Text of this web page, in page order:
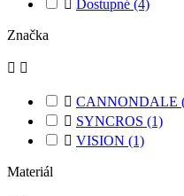
 Dostupné (4)
Značka
 
 CANNONDALE
 SYNCROS (1)
 VISION (1)
Materiál